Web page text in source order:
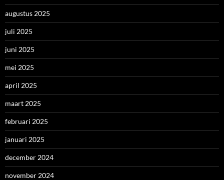
augustus 2025
juli 2025
juni 2025
mei 2025
april 2025
maart 2025
februari 2025
januari 2025
december 2024
november 2024